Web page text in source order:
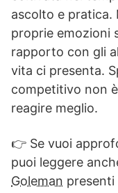
ascolto e pratica.
proprie emozioni
rapporto con gli
vita ci presenta.
competitivo non
reagire meglio.
👉 Se vuoi
puoi leggere
Goleman presenti